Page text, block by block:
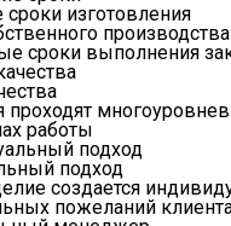
изготовления
производства
сроки выполнения
проходят
работы
подход
создается
пожеланий